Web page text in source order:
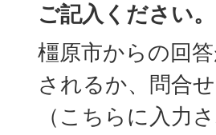
ご記入ください。
橿原市からの回
されるか、問合
（こちらに入力